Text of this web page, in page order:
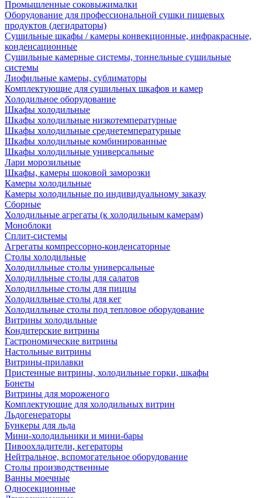
Промышленные соковыжималки
Оборудование для профессиональной сушки пищевых
продуктов (дегидраторы)
Сушильные шкафы / камеры конвекционные, инфракрасные,
конденсационные
Сушильные камерные системы, тоннельные сушильные
системы
Лиофильные камеры, сублиматоры
Комплектующие для сушильных шкафов и камер
Холодильное оборудование
Шкафы холодильные
Шкафы холодильные низкотемпературные
Шкафы холодильные среднетемпературные
Шкафы холодильные комбинированные
Шкафы холодильные универсальные
Лари морозильные
Шкафы, камеры шоковой заморозки
Камеры холодильные
Камеры холодильные по индивидуальному заказу
Сборные
Холодильные агрегаты (к холодильным камерам)
Моноблоки
Сплит-системы
Агрегаты компрессорно-конденсаторные
Столы холодильные
Холодилльные столы универсальные
Холодилльные столы для салатов
Холодилльные столы для пиццы
Холодилльные столы для кег
Холодилльные столы под тепловое оборудование
Витрины холодильные
Кондитерские витрины
Гастрономические витрины
Настольные витрины
Витрины-прилавки
Пристенные витрины, холодильные горки, шкафы
Бонеты
Витрины для мороженого
Комплектующие для холодильных витрин
Льдогенераторы
Бункеры для льда
Мини-холодильники и мини-бары
Пивоохладители, кегераторы
Нейтральное, вспомогательное оборудование
Столы производственные
Ванны моечные
Односекционные